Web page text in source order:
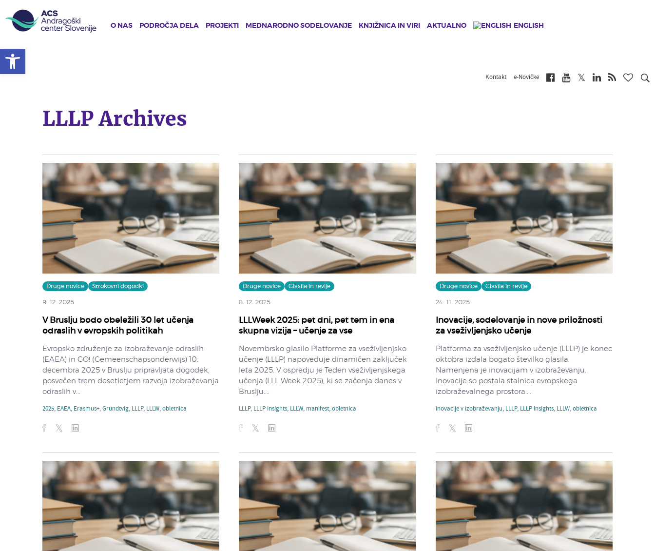
O NAS PODROČJA DELA PROJEKTI MEDNARODNO SODELOVANJE KNJIŽNICA IN VIRI AKTUALNO ENGLISH
Kontakt e-Novičke
LLLP Archives
Druge novice Strokovni dogodki
9. 12. 2025
V Bruslju bodo obeležili 30 let učenja
odraslih v evropskih politikah
Evropsko združenje za izobraževanje odraslih
(EAEA) in GO! (Gemeenschapsonderwijs) 10.
decembra 2025 v Bruslju pripravljata dogodek,
posvečen trem desetletjem razvoja izobraževanja
odraslih v...
2025, EAEA, Erasmus+,Grundtvig, LLLP, LLLW,obletnica
Druge novice Glasila in revije
8. 12. 2025
LLLWeek 2025: pet dni, pet tem in ena
skupna vizija – učenje za vse
Novembrsko glasilo Platforme za vseživljenjsko
učenje (LLLP) napoveduje dinamičen zaključek
leta 2025. V ospredju je Teden vseživljenjskega
učenja (LLL Week 2025), ki se začenja danes v
Bruslju....
LLLP, LLLP Insights, LLLW, manifest,obletnica
Druge novice Glasila in revije
24. 11. 2025
Inovacije, sodelovanje in nove priložnosti
za vseživljenjsko učenje
Platforma za vseživljenjsko učenje (LLLP) je konec
oktobra izdala bogato številko glasila.
Namenjena je inovacijam v izobraževanju.
Inovacije so postala stalnica evropskega
izobraževalnega prostora:...
inovacije v izobraževanju, LLLP, LLLP Insights, LLLW,obletnica
Open toolbar